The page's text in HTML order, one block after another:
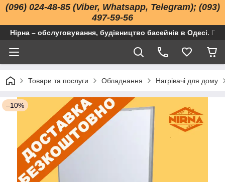
(096) 024-48-85 (Viber, Whatsapp, Telegram); (093)
497-59-56
Нірна – обслуговування, будівництво басейнів в Одесі.
Товари та послуги Обладнання Нагрівачі для дому
–10%